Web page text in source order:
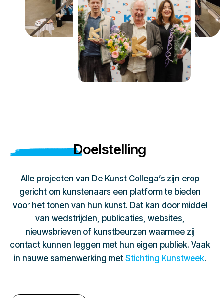
Doelstelling
Alle projecten van De Kunst Collega’s zijn erop
gericht om kunstenaars een platform te bieden
voor het tonen van hun kunst. Dat kan door middel
van wedstrijden, publicaties, websites,
nieuwsbrieven of kunstbeurzen waarmee zij
contact kunnen leggen met hun eigen publiek. Vaak
in nauwe samenwerking met Stichting Kunstweek.